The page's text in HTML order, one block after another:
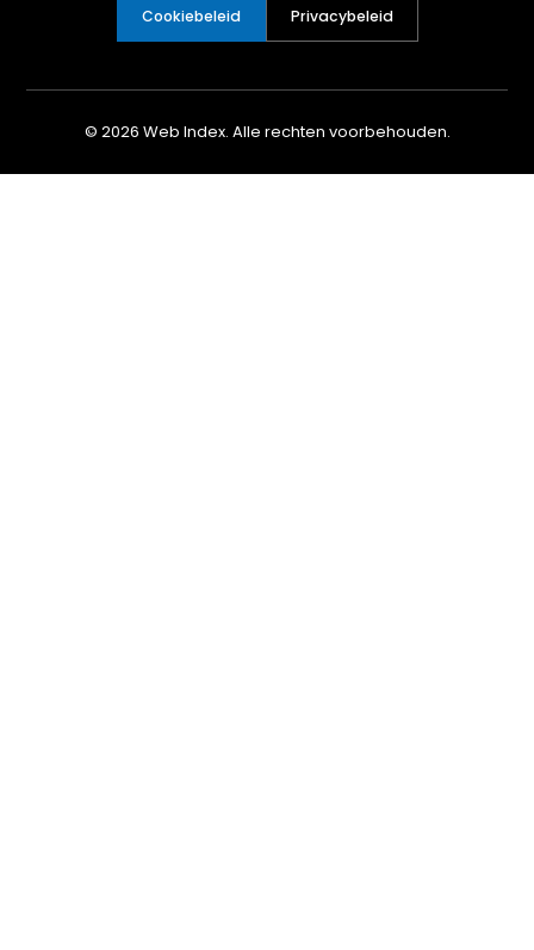
Cookiebeleid Privacybeleid
© 2026 Web Index. Alle rechten voorbehouden.